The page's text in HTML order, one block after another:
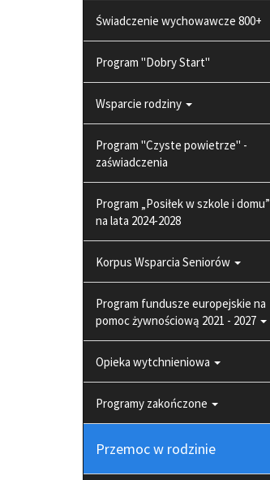
Świadczenie wychowawcze 800+
Program "Dobry Start"
Wsparcie rodziny
Program "Czyste powietrze" -
zaświadczenia
Program „Posiłek w szkole i domu”
na lata 2024-2028
Korpus Wsparcia Seniorów
Program fundusze europejskie na
pomoc żywnościową 2021 - 2027
Opieka wytchnieniowa
Programy zakończone
Przemoc w rodzinie